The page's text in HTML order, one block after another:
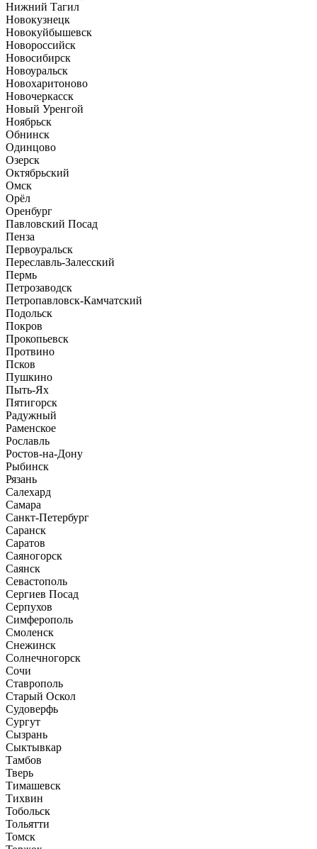
Нижний Тагил
Новокузнецк
Новокуйбышевск
Новороссийск
Новосибирск
Новоуральск
Новохаритоново
Новочеркасск
Новый Уренгой
Ноябрьск
Обнинск
Одинцово
Озерск
Октябрьский
Омск
Орёл
Оренбург
Павловский Посад
Пенза
Первоуральск
Переславль-Залесский
Пермь
Петрозаводск
Петропавловск-Камчатский
Подольск
Покров
Прокопьевск
Протвино
Псков
Пушкино
Пыть-Ях
Пятигорск
Радужный
Раменское
Рославль
Ростов-на-Дону
Рыбинск
Рязань
Салехард
Самара
Санкт-Петербург
Саранск
Саратов
Саяногорск
Саянск
Севастополь
Сергиев Посад
Серпухов
Симферополь
Смоленск
Снежинск
Солнечногорск
Сочи
Ставрополь
Старый Оскол
Судоверфь
Сургут
Сызрань
Сыктывкар
Тамбов
Тверь
Тимашевск
Тихвин
Тобольск
Тольятти
Томск